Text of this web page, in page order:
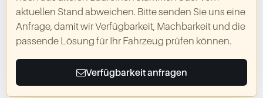
aktuellen Stand abweichen. Bitte senden Sie uns eine
Anfrage, damit wir Verfügbarkeit, Machbarkeit und die
passende Lösung für Ihr Fahrzeug prüfen können.
Verfügbarkeit anfragen